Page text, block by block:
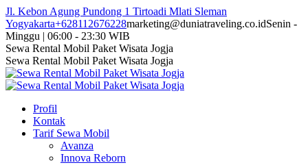
Skip
to
content
Jl. Kebon Agung Pundong 1 Tirtoadi Mlati Sleman
Yogyakarta+628112676228marketing@duniatraveling.co.idSenin -
Minggu | 06:00 - 23:30 WIB
Facebook
page
opens
in
window
Twitter
page
opens
in
window
Instagram
page
opens
in
window
YouTube
page
opens
in
window
Sewa Rental Mobil Paket Wisata Jogja
Sewa Rental Mobil Paket Wisata Jogja
Profil
Kontak
Tarif Sewa Mobil
Avanza
Innova Reborn